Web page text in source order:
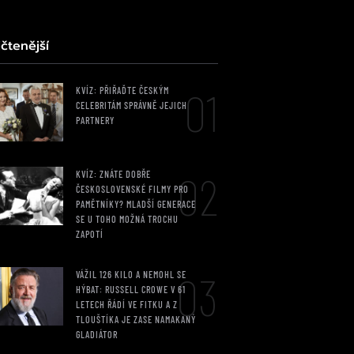
KVÍZ: PŘIŘAĎTE ČESKÝM
CELEBRITÁM SPRÁVNĚ JEJICH
PARTNERY
01
KVÍZ: ZNÁTE DOBŘE
ČESKOSLOVENSKÉ FILMY PRO
PAMĚTNÍKY? MLADŠÍ GENERACE
SE U TOHO MOŽNÁ TROCHU
ZAPOTÍ
02
VÁŽIL 126 KILO A NEMOHL SE
HÝBAT: RUSSELL CROWE V 61
LETECH ŘÁDÍ VE FITKU A Z
TLOUŠTÍKA JE ZASE NAMAKANÝ
GLADIÁTOR
03